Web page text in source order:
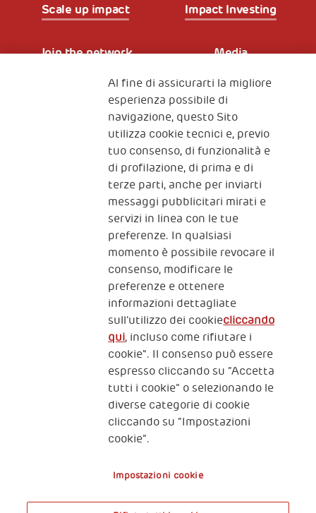
Scale up impact Impact Investing
Join the network Media
Iscriviti alla newsletter
Fondazione
The Human Safety Net
CONTATTACI
2, Piazza Duca degli Abruzzi 34132
Trieste Italy
Fiscal code (Italy) 90017740326
VAT code 01372940328
Privacy & GDPR Policy cookies
Al fine di assicurarti la migliore
esperienza possibile di
navigazione, questo Sito
utilizza cookie tecnici e, previo
tuo consenso, di funzionalità e
di profilazione, di prima e di
terze parti, anche per inviarti
messaggi pubblicitari mirati e
servizi in linea con le tue
preferenze. In qualsiasi
momento è possibile revocare il
consenso, modificare le
preferenze e ottenere
informazioni dettagliate
sull’utilizzo dei cookiecliccando
qui, incluso come rifiutare i
cookie". Il consenso può essere
espresso cliccando su “Accetta
tutti i cookie” o selezionando le
diverse categorie di cookie
cliccando su “Impostazioni
cookie”.
Impostazioni cookie